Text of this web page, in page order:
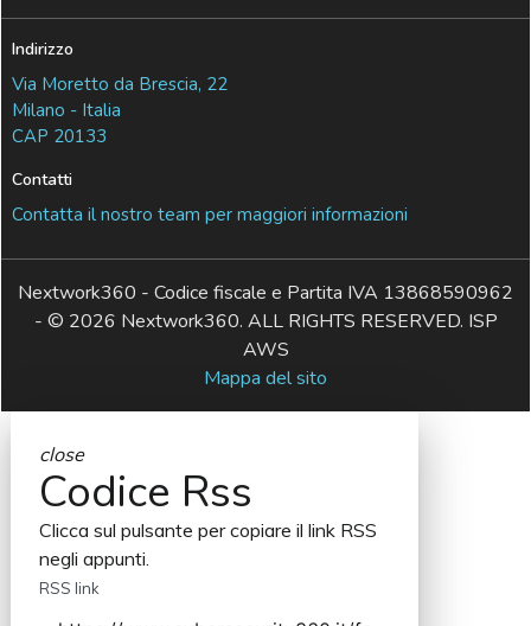
Indirizzo
Via Moretto da Brescia, 22
Milano - Italia
CAP 20133
Contatti
Contatta il nostro team per maggiori informazioni
Nextwork360 - Codice fiscale e Partita IVA 13868590962
- © 2026 Nextwork360. ALL RIGHTS RESERVED. ISP
AWS
Mappa del sito
close
Codice Rss
Clicca sul pulsante per copiare il link RSS
negli appunti.
RSS link